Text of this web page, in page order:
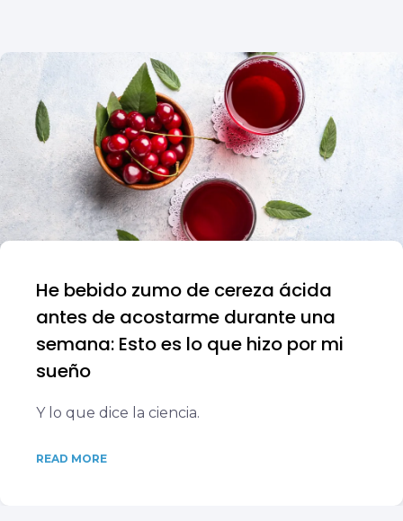
He bebido zumo de cereza ácida
antes de acostarme durante una
semana: Esto es lo que hizo por mi
sueño
Y lo que dice la ciencia.
READ MORE